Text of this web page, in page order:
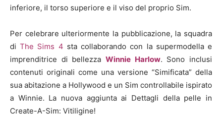
inferiore, il torso superiore e il viso del proprio Sim.
Per celebrare ulteriormente la pubblicazione, la squadra
diThe Sims 4 sta collaborando con la supermodella e
imprenditrice di bellezza Winnie Harlow. Sono inclusi
contenuti originali come una versione “Simificata” della
sua abitazione a Hollywood e un Sim controllabile ispirato
a Winnie. La nuova aggiunta ai Dettagli della pelle in
Create-A-Sim: Vitiligine!